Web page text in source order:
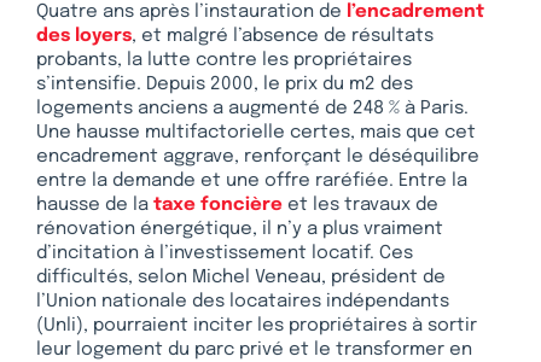
Quatre ans après l’instauration de l’encadrement
des loyers, et malgré l’absence de résultats
probants, la lutte contre les propriétaires
s’intensifie. Depuis 2000, le prix du m2 des
logements anciens a augmenté de 248 % à Paris.
Une hausse multifactorielle certes, mais que cet
encadrement aggrave, renforçant le déséquilibre
entre la demande et une offre raréfiée. Entre la
hausse de la taxe foncière et les travaux de
rénovation énergétique, il n’y a plus vraiment
d’incitation à l’investissement locatif. Ces
difficultés, selon Michel Veneau, président de
l’Union nationale des locataires indépendants
(Unli), pourraient inciter les propriétaires à sortir
leur logement du parc privé et le transformer en